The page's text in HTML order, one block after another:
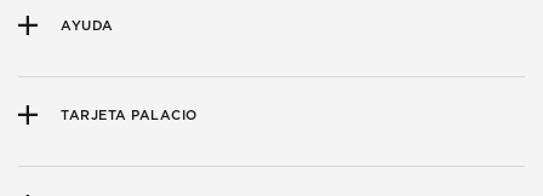
AYUDA
TARJETA PALACIO